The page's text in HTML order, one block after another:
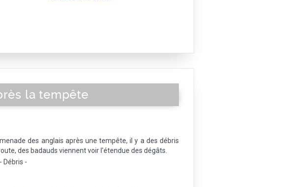
la tempête
des anglais après une tempête, il y a des débris
des badauds viennent voir l'étendue des dégâts.
Débris -